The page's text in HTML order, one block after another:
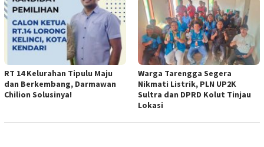
RT 14 Kelurahan Tipulu Maju
dan Berkembang, Darmawan
Chilion Solusinya!
Warga Tarengga Segera
Nikmati Listrik, PLN UP2K
Sultra dan DPRD Kolut Tinjau
Lokasi